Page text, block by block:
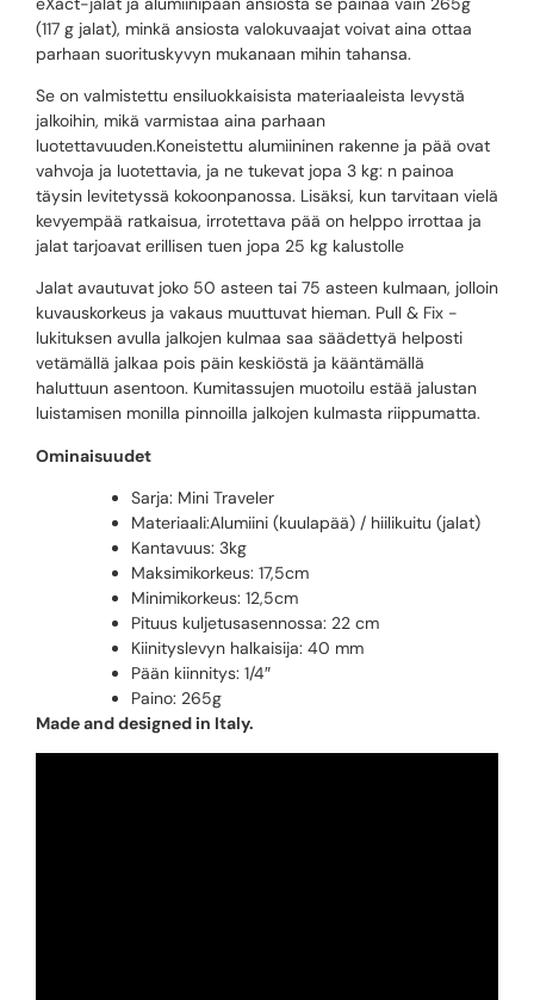
(117 g jalat), minkä ansiosta valokuvaajat voivat aina ottaa
parhaan suorituskyvyn mukanaan mihin tahansa.
Se on valmistettu ensiluokkaisista materiaaleista levystä
jalkoihin, mikä varmistaa aina parhaan
luotettavuuden.Koneistettu alumiininen rakenne ja pää ovat
vahvoja ja luotettavia, ja ne tukevat jopa 3 kg: n painoa
täysin levitetyssä kokoonpanossa. Lisäksi, kun tarvitaan vielä
kevyempää ratkaisua, irrotettava pää on helppo irrottaa ja
jalat tarjoavat erillisen tuen jopa 25 kg kalustolle
Jalat avautuvat joko 50 asteen tai 75 asteen kulmaan, jolloin
kuvauskorkeus ja vakaus muuttuvat hieman. Pull & Fix -
lukituksen avulla jalkojen kulmaa saa säädettyä helposti
vetämällä jalkaa pois päin keskiöstä ja kääntämällä
haluttuun asentoon. Kumitassujen muotoilu estää jalustan
luistamisen monilla pinnoilla jalkojen kulmasta riippumatta.
Ominaisuudet
Sarja: Mini Traveler
Materiaali:Alumiini (kuulapää) / hiilikuitu (jalat)
Kantavuus: 3kg
Maksimikorkeus: 17,5cm
Minimikorkeus: 12,5cm
Pituus kuljetusasennossa: 22 cm
Kiinityslevyn halkaisija: 40 mm
Pään kiinnitys: 1/4″
Paino: 265g
Made and designed in Italy.